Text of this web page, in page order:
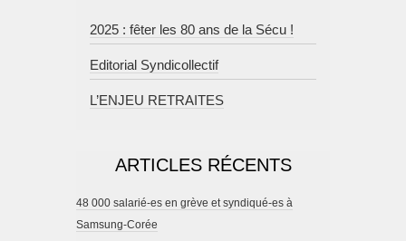
2025 : fêter les 80 ans de la Sécu !
Editorial Syndicollectif
L’ENJEU RETRAITES
ARTICLES RÉCENTS
48 000 salarié-es en grève et syndiqué-es à
Samsung-Corée